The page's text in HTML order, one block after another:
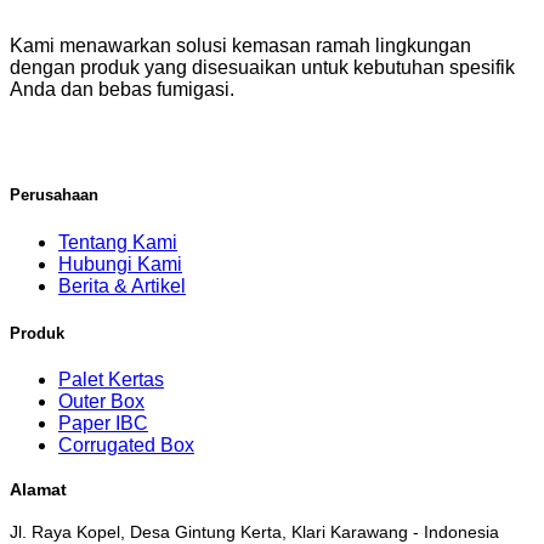
Kami menawarkan solusi kemasan ramah lingkungan
dengan produk yang disesuaikan untuk kebutuhan spesifik
Anda dan bebas fumigasi.
Perusahaan
Tentang Kami
Hubungi Kami
Berita & Artikel
Produk
Palet Kertas
Outer Box
Paper IBC
Corrugated Box
Alamat
Jl. Raya Kopel, Desa Gintung Kerta, Klari Karawang - Indonesia